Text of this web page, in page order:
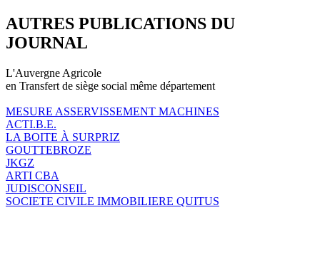
AUTRES PUBLICATIONS DU
JOURNAL
L'Auvergne Agricole
en Transfert de siège social même département
MESURE ASSERVISSEMENT MACHINES
ACTI.B.E.
LA BOITE À SURPRIZ
GOUTTEBROZE
JKGZ
ARTI CBA
JUDISCONSEIL
SOCIETE CIVILE IMMOBILIERE QUITUS